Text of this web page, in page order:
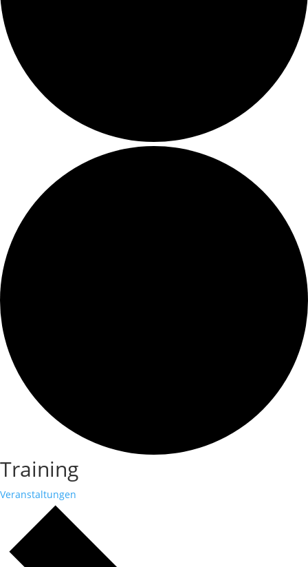
Training
Veranstaltungen